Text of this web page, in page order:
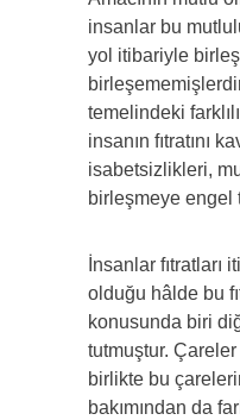
insanlar bu
yol itibariyle
temelindeki
insanın fıtratını
isabetsizlikleri,
birleşmeye engel
İnsanlar fıtratları
olduğu hâlde bu
konusunda biri
tutmuştur. Çareler
birlikte bu
bakımından da